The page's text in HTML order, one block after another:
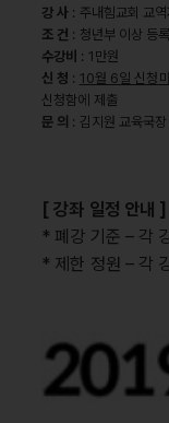
강 사 : 주내힘교회 교
조 건 : 청년부 이상 등
수강비 : 1만원
신 청 : 10월 6일 신청
신청함에 제출
문 의 : 김지원 교육
[ 강좌 일정 안내 ]
* 폐강 기준 – 각
* 제한 정원 – 각